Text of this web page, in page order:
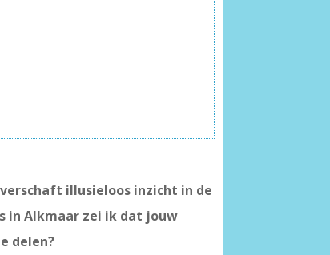
illusieloos inzicht in de
in Alkmaar zei ik dat jouw
delen?